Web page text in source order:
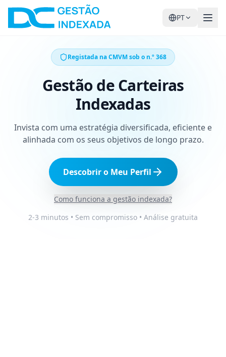
PT
Registada na CMVM sob o n.º 368
Gestão de Carteiras
Indexadas
Invista com uma estratégia diversificada, eficiente e
alinhada com os seus objetivos de longo prazo.
Descobrir o Meu Perfil
Como funciona a gestão indexada?
2-3 minutos • Sem compromisso • Análise gratuita